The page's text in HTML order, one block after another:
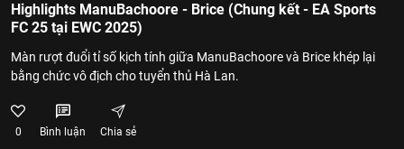
Highlights ManuBachoore - Brice (Chung kết - EA Sports
FC 25 tại EWC 2025)
Màn rượt đuổi tỉ số kịch tính giữa ManuBachoore và Brice khép lại
bằng chức vô địch cho tuyển thủ Hà Lan.
0 Bình luận Chia sẻ